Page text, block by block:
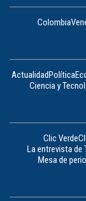
Colombia
ActualidadPolítica
Ciencia y
Clic Verde
La entrevista
Mesa de